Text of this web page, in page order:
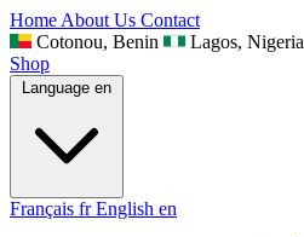
Home About Us Contact
Cotonou, Benin
Lagos, Nigeria
Shop
Language en
Français fr English en